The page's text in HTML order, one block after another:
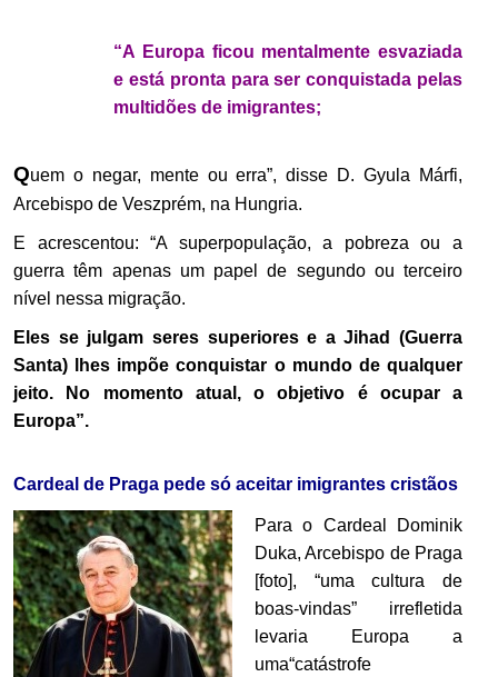
“A Europa ficou mentalmente esvaziada
e está pronta para ser conquistada pelas
multidões de imigrantes;
Quem o negar, mente ou erra”, disse D. Gyula Márfi,
Arcebispo de Veszprém, na Hungria.
E acrescentou: “A superpopulação, a pobreza ou a
guerra têm apenas um papel de segundo ou terceiro
nível nessa migração.
Eles se julgam seres superiores e a Jihad (Guerra
Santa) lhes impõe conquistar o mundo de qualquer
jeito. No momento atual, o objetivo é ocupar a
Europa”.
Cardeal de Praga pede só aceitar imigrantes cristãos
Para o Cardeal Dominik
Duka, Arcebispo de Praga
[foto], “uma cultura de
boas-vindas” irrefletida
levaria Europa a
uma“catástrofe